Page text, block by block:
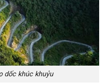
dốc khúc khuỷu